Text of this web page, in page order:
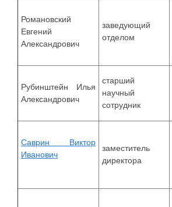
Романовский
Евгений
Александрович
заведующий
отделом
Рубинштейн Илья
Александрович
старший
научный
сотрудник
Саврин Виктор
Иванович
заместитель
директора